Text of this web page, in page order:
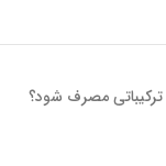
مصرف شود؟